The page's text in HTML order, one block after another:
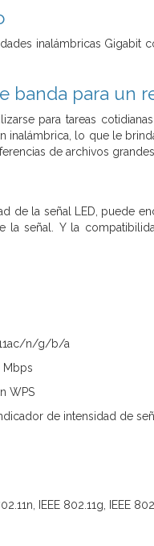
inalámbricas Gigabit
banda para un
para tareas
inalámbrica, lo que le
de archivos
de la señal LED, puede
la señal. Y la
n/g/b/a
Mbps
WPS
de intensidad de
IEEE 802.11g, IEEE